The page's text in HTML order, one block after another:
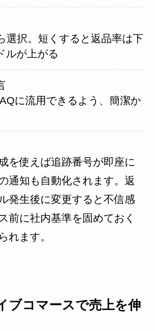
選択。短くすると返品率は下
ルが上がる
に流用できるよう、簡潔か
を使えば追跡番号が即座に
通知も自動化されます。返
発生後に変更すると不信感
前に社内基準を固めておく
れます。
ブコマースで売上を伸